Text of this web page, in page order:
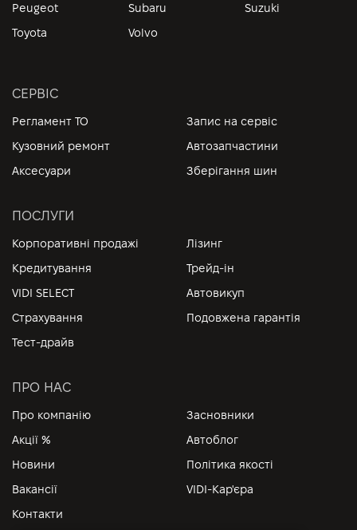
Peugeot
Subaru
Suzuki
Toyota
Volvo
СЕРВІС
Регламент ТО
Запис на сервіс
Кузовний ремонт
Автозапчастини
Аксесуари
Зберігання шин
ПОСЛУГИ
Корпоративні продажі
Лізинг
Кредитування
Трейд-ін
VIDI SELECT
Автовикуп
Страхування
Подовжена гарантія
Тест-драйв
ПРО НАС
Про компанію
Засновники
Акції %
Автоблог
Новини
Політика якості
Вакансії
VIDI-Кар'єра
Контакти